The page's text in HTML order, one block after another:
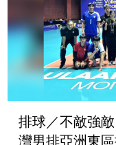
排球／不敵強
灣男排亞洲東